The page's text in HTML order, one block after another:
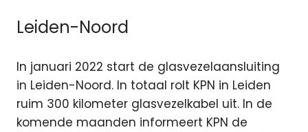
Leiden-Noord
In januari 2022 start de glasvezelaansluiting
in Leiden-Noord. In totaal rolt KPN in Leiden
ruim 300 kilometer glasvezelkabel uit. In de
komende maanden informeert KPN de